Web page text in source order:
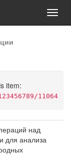
item:
11064
над
для анализа